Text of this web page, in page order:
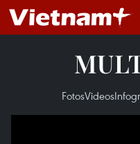
FotosVideos